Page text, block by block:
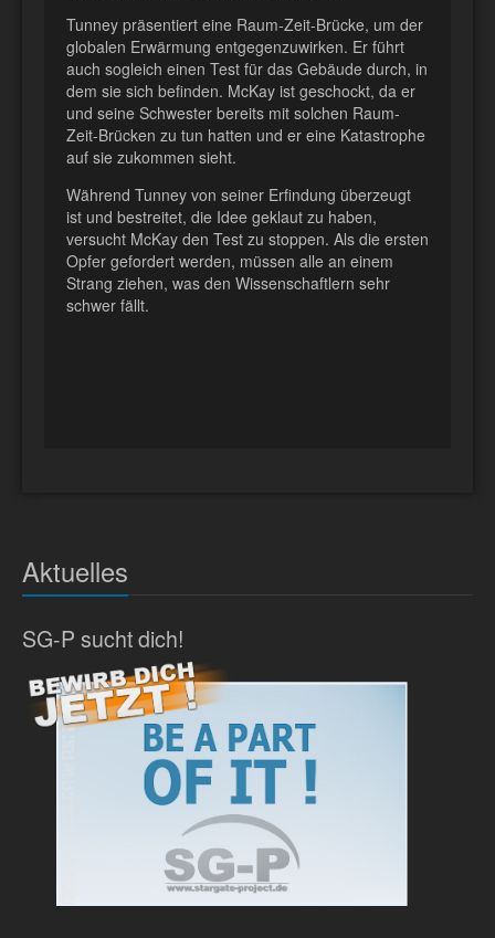
Tunney präsentiert eine Raum-Zeit-Brücke, um der
globalen Erwärmung entgegenzuwirken. Er führt
auch sogleich einen Test für das Gebäude durch, in
dem sie sich befinden. McKay ist geschockt, da er
und seine Schwester bereits mit solchen Raum-
Zeit-Brücken zu tun hatten und er eine Katastrophe
auf sie zukommen sieht.
Während Tunney von seiner Erfindung überzeugt
ist und bestreitet, die Idee geklaut zu haben,
versucht McKay den Test zu stoppen. Als die ersten
Opfer gefordert werden, müssen alle an einem
Strang ziehen, was den Wissenschaftlern sehr
schwer fällt.
Aktuelles
SG-P sucht dich!